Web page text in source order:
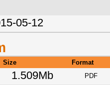
05-12
Size
Format
1.509Mb PDF